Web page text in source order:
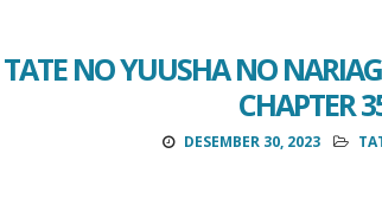
TATE NO YUUSHA NO
CHAPTER
DESEMBER 30, 2023